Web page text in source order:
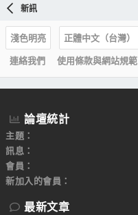
新訊
淺色明亮
正體中文（台灣）
連絡我們
使用條款與網站規範
論壇統計
主題
訊息
會員
新加入的會員
最新文章